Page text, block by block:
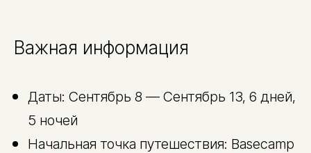
Важная информация
Даты: Сентябрь 8 — Сентябрь 13, 6 дней,
5 ночей
Начальная точка путешествия: Basecamp